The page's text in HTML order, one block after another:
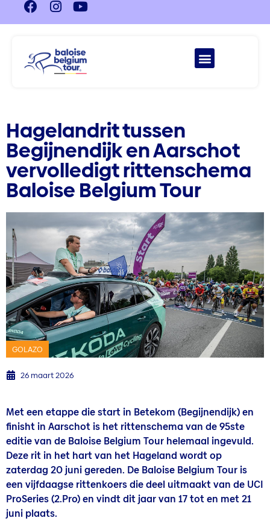
Hagelandrit tussen
Begijnendijk en Aarschot
vervolledigt rittenschema
Baloise Belgium Tour
GOLAZO
26 maart 2026
Met een etappe die start in Betekom (Begijnendijk) en
finisht in Aarschot is het rittenschema van de 95ste
editie van de Baloise Belgium Tour helemaal ingevuld.
Deze rit in het hart van het Hageland wordt op
zaterdag 20 juni gereden. De Baloise Belgium Tour is
een vijfdaagse rittenkoers die deel uitmaakt van de UCI
ProSeries (2.Pro) en vindt dit jaar van 17 tot en met 21
juni plaats.